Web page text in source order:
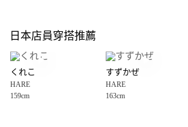
全盈+PAY
大哥付你分期
【大哥付你分期使用說明】
1.本服務由台灣大哥大提供，台灣大哥大用戶可立即使
2.付款方式選擇「大哥付你分期」，訂單成立後會自動
AFTEE先享後付
日本店員穿搭推薦
くれこ
HARE
159cm
すずかぜ
HARE
163cm